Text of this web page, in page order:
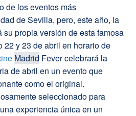
de los eventos más
de Sevilla, pero, este año, la
propia versión de esta famosa
22 y 23 de abril en horario de
Madrid Fever celebrará la
de abril en un evento que
como el original.
seleccionado para
experiencia única en un